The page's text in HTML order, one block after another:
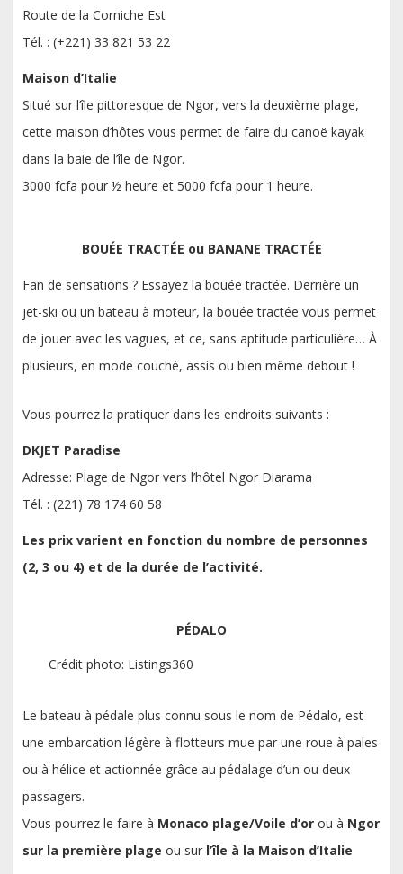
Route de la Corniche Est
Tél. : (+221) 33 821 53 22
Maison d’Italie
Situé sur l’île pittoresque de Ngor, vers la deuxième plage,
cette maison d’hôtes vous permet de faire du canoë kayak
dans la baie de l’île de Ngor.
3000 fcfa pour ½ heure et 5000 fcfa pour 1 heure.
BOUÉE TRACTÉE ou BANANE TRACTÉE
Fan de sensations ? Essayez la bouée tractée. Derrière un
jet-ski ou un bateau à moteur, la bouée tractée vous permet
de jouer avec les vagues, et ce, sans aptitude particulière… À
plusieurs, en mode couché, assis ou bien même debout !
Vous pourrez la pratiquer dans les endroits suivants :
DKJET Paradise
Adresse: Plage de Ngor vers l’hôtel Ngor Diarama
Tél. : (221) 78 174 60 58
Les prix varient en fonction du nombre de personnes
(2, 3 ou 4) et de la durée de l’activité.
PÉDALO
Crédit photo: Listings360
Le bateau à pédale plus connu sous le nom de Pédalo, est
une embarcation légère à flotteurs mue par une roue à pales
ou à hélice et actionnée grâce au pédalage d’un ou deux
passagers.
Vous pourrez le faire à Monaco plage/Voile d’or ou à Ngor
sur la première plage ou sur l’île à la Maison d’Italie